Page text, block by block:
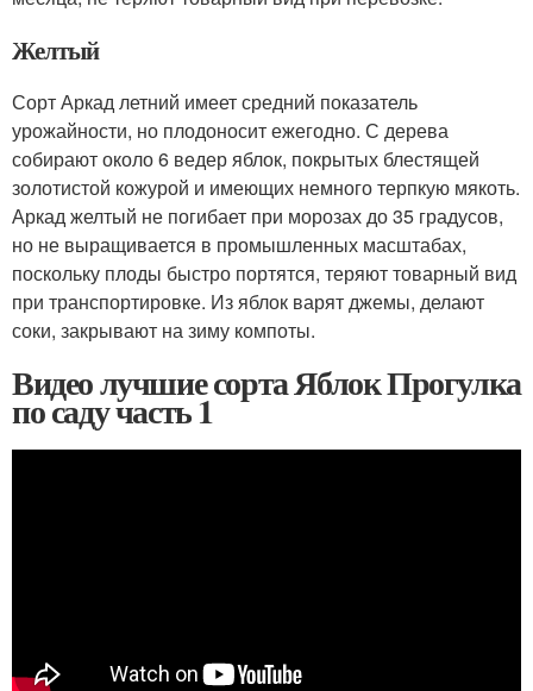
Желтый
Сорт Аркад летний имеет средний показатель
урожайности, но плодоносит ежегодно. С дерева
собирают около 6 ведер яблок, покрытых блестящей
золотистой кожурой и имеющих немного терпкую мякоть.
Аркад желтый не погибает при морозах до 35 градусов,
но не выращивается в промышленных масштабах,
поскольку плоды быстро портятся, теряют товарный вид
при транспортировке. Из яблок варят джемы, делают
соки, закрывают на зиму компоты.
Видео лучшие сорта Яблок Прогулка
по саду часть 1